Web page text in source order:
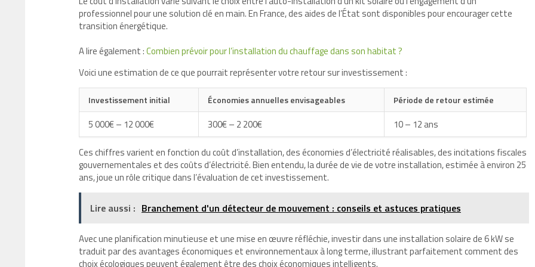
professionnel pour une solution clé en main. En France, des aides de l’État sont disponibles pour encourager cette
transition énergétique.
A lire également :Combien prévoir pour l’installation du chauffage dans son habitat ?
Voici une estimation de ce que pourrait représenter votre retour sur investissement :
Investissement initial Économies annuelles envisageables Période de retour estimée
5 000€ – 12 000€ 300€ – 2 200€ 10 – 12 ans
Ces chiffres varient en fonction du coût d’installation, des économies d’électricité réalisables, des incitations fiscales
gouvernementales et des coûts d’électricité. Bien entendu, la durée de vie de votre installation, estimée à environ 25
ans, joue un rôle critique dans l’évaluation de cet investissement.
Lire aussi : Branchement d'un détecteur de mouvement : conseils et astuces pratiques
Avec une planification minutieuse et une mise en œuvre réfléchie, investir dans une installation solaire de 6 kW se
traduit par des avantages économiques et environnementaux à long terme, illustrant parfaitement comment des
choix écologiques peuvent également être des choix économiques intelligents.